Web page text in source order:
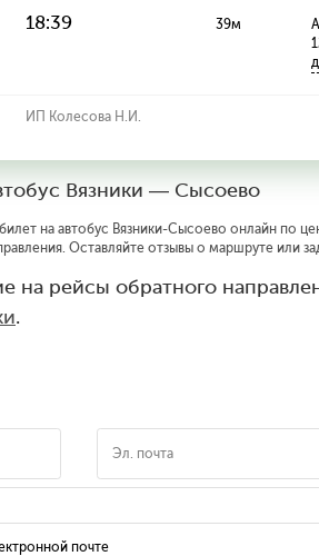
18:39 39м
ИП Колесова Н.И.
Вязники — Сысоево
на автобус Вязники-Сысоево онлайн по
Оставляйте отзывы о маршруте или
на рейсы обратного
.
почте